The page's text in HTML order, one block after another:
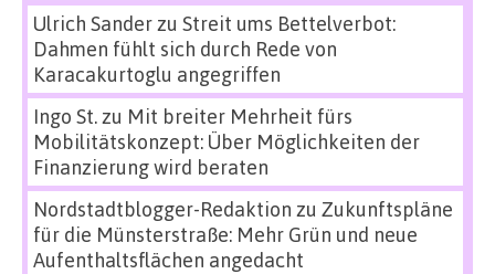
Ulrich Sanderzu Streit ums Bettelverbot:
Dahmen fühlt sich durch Rede von
Karacakurtoglu angegriffen
Ingo St.zu Mit breiter Mehrheit fürs
Mobilitätskonzept: Über Möglichkeiten der
Finanzierung wird beraten
Nordstadtblogger-Redaktion zu Zukunftspläne
für die Münsterstraße: Mehr Grün und neue
Aufenthaltsflächen angedacht